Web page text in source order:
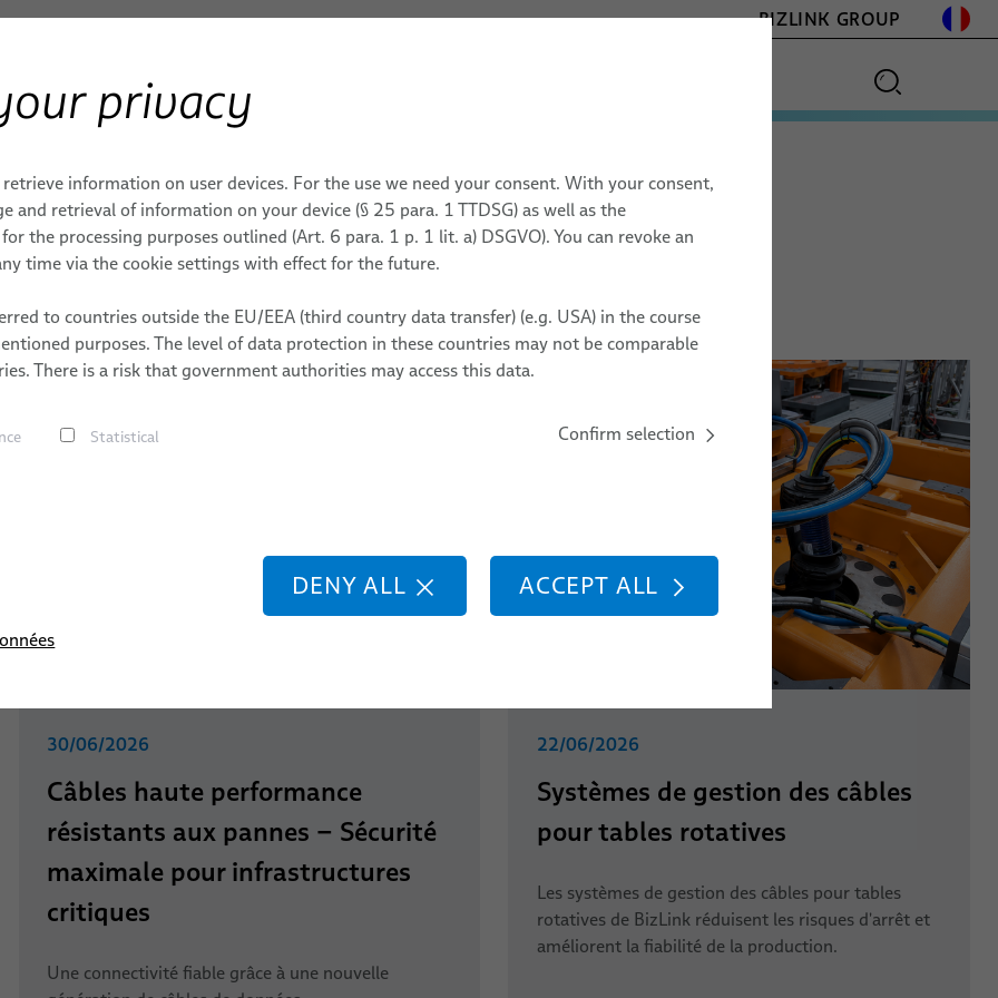
BIZLINK GROUP
dynamique
30/06/2026
Câbles haute performance
résistants aux pannes – Sécurité
maximale pour infrastructures
critiques
Une connectivité fiable grâce à une nouvelle
22/06/2026
Systèmes de gestion des câbles
pour tables rotatives
Les systèmes de gestion des câbles pour tables
rotatives de BizLink réduisent les risques d'arrêt et
améliorent la fiabilité de la production.
privacy
information on user devices. For the use we need your consent. With your consent,
and retrieval of information on your device (§ 25 para. 1 TTDSG) as well as the
the processing purposes outlined (Art. 6 para. 1 p. 1 lit. a) DSGVO). You can revoke an
time via the cookie settings with effect for the future.
to countries outside the EU/EEA (third country data transfer) (e.g. USA) in the course
purposes. The level of data protection in these countries may not be comparable
There is a risk that government authorities may access this data.
Statistical Confirm selection
DENY ALL ACCEPT ALL